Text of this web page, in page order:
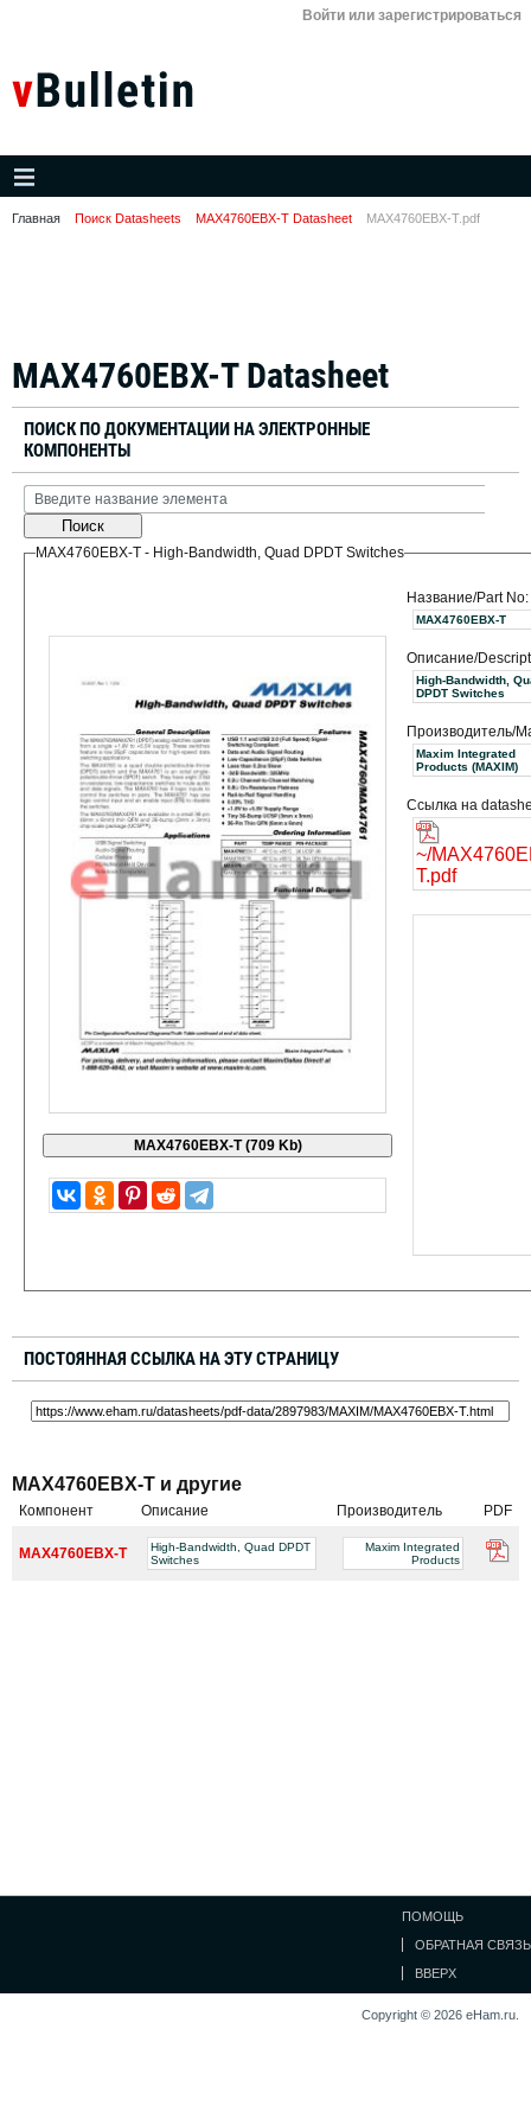
Войти или зарегистрироваться
Главная Поиск Datasheets MAX4760EBX-T Datasheet MAX4760EBX-T.pdf
MAX4760EBX-T Datasheet
ПОИСК ПО ДОКУМЕНТАЦИИ НА ЭЛЕКТРОННЫЕ
КОМПОНЕНТЫ
Поиск
MAX4760EBX-T - High-Bandwidth, Quad DPDT Switches
Название/Part No:
MAX4760EBX-T
Описание/
High-Bandwidth,
DPDT Switches
Производитель/
Maxim Integrated
Products (MAXIM)
Ссылка на
~/
T.pdf
ПОСТОЯННАЯ ССЫЛКА НА ЭТУ СТРАНИЦУ
MAX4760EBX-T и другие
Компонент Описание Производитель PDF
MAX4760EBX-T
High-Bandwidth, Quad DPDT
Switches
Maxim Integrated
Products
ПОМОЩЬ
ОБРАТНАЯ СВЯЗЬ
ВВЕРХ
Copyright © 2026 eHam.ru.